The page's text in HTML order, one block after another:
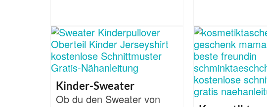
Kinder-Sweater
Ob du den Sweater von